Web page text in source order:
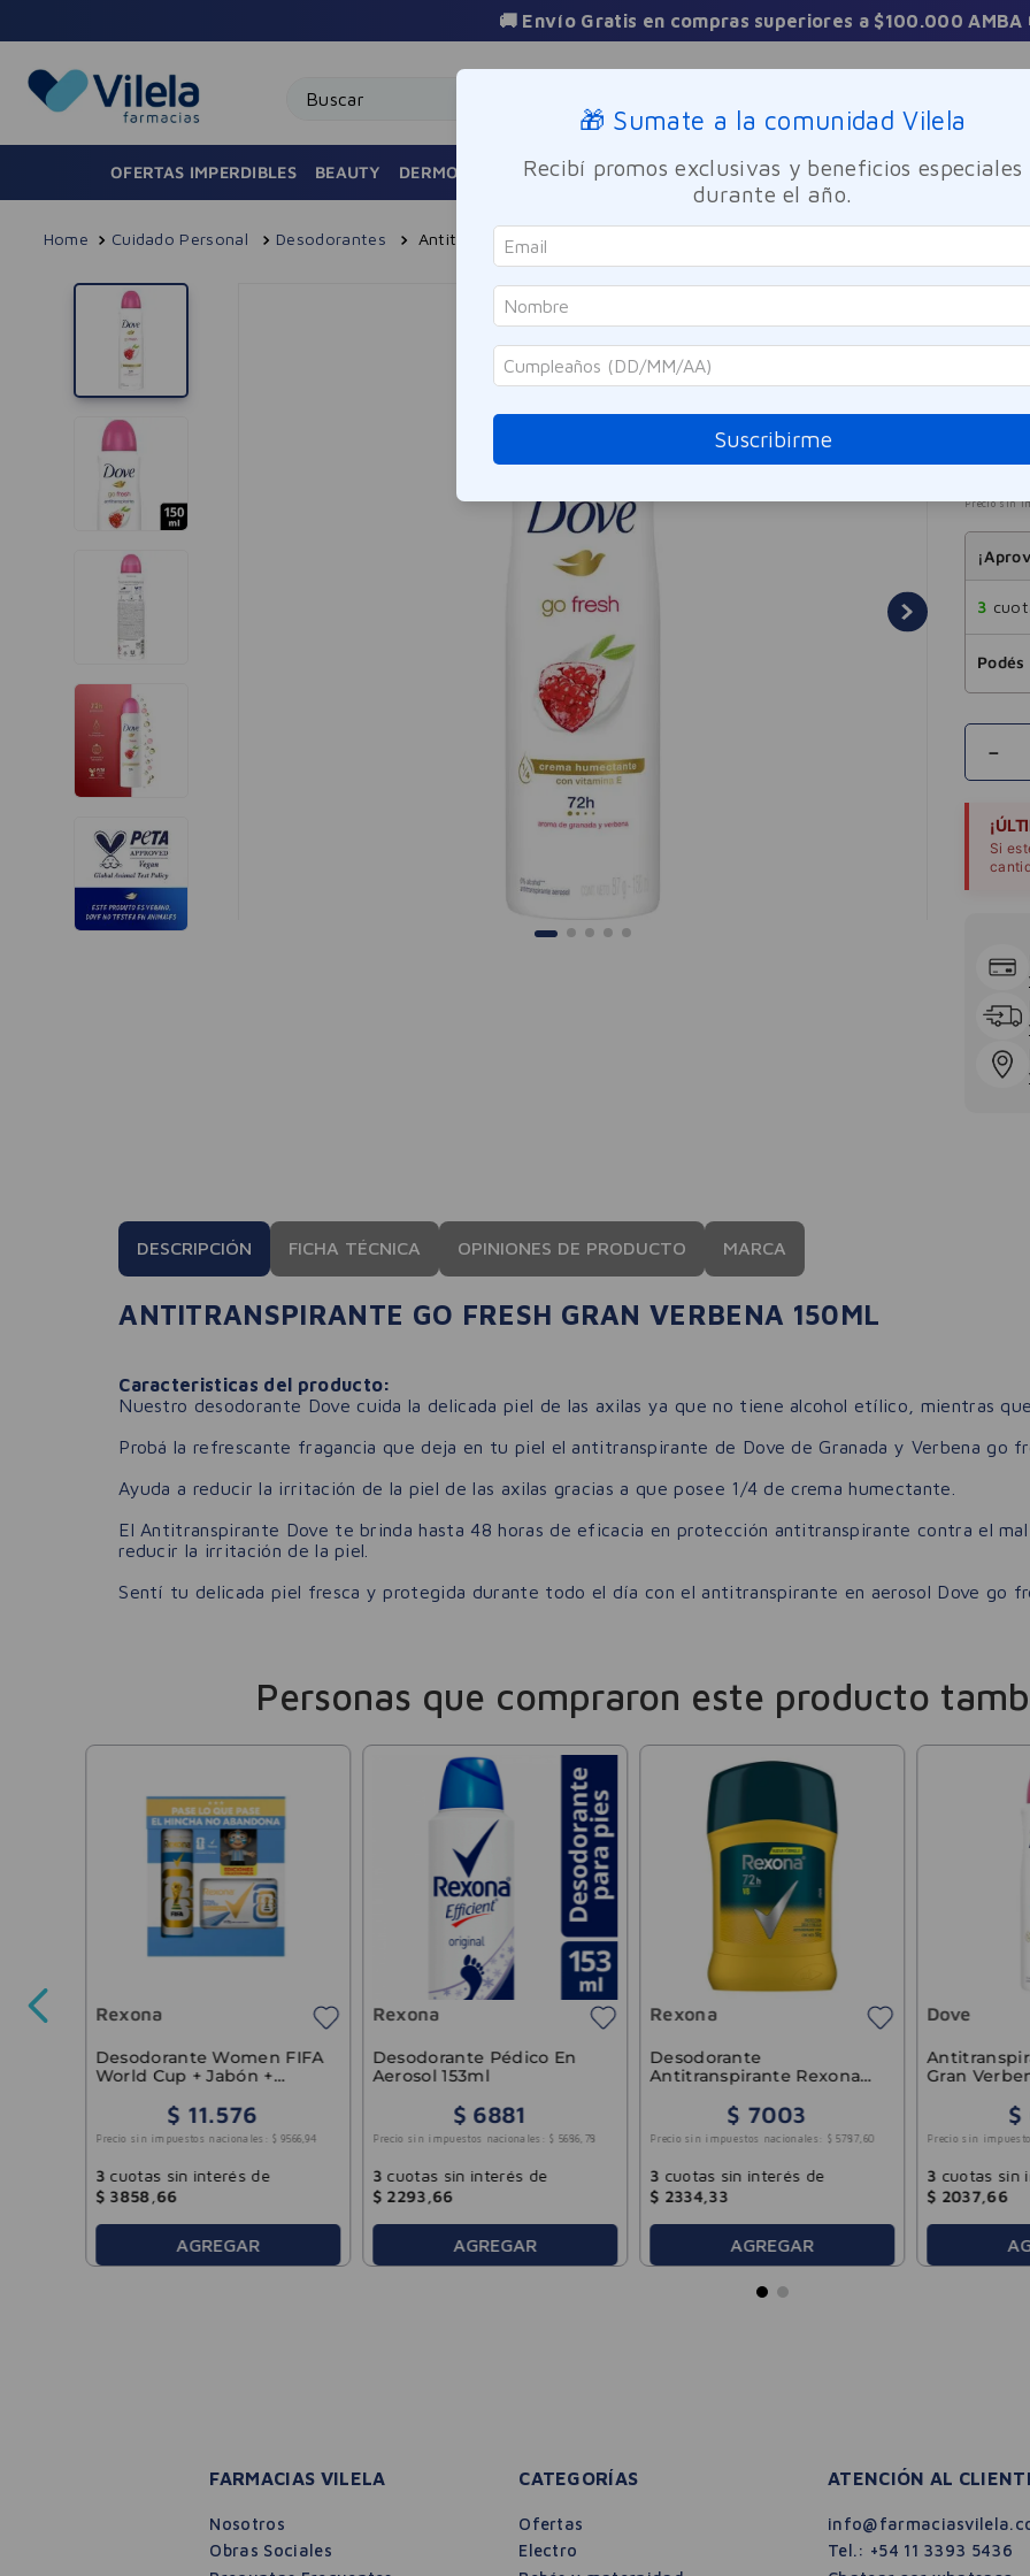
3 Cuotas sin
OFERTAS IMPERDIBLES BEAUTY DERMOCOSMÉTICA FRAGANCIAS CUIDADO PERSONAL BIENESTAR Y
Cuidado Personal Desodorantes Antitranspirante Go Fresh Gran Verbena Dove 150ml
Dove
$
Precio sin
3
－
Si
DESCRIPCIÓN FICHA TÉCNICA OPINIONES DE PRODUCTO MARCA
ANTITRANSPIRANTE GO FRESH GRAN VERBENA 150ML
Caracteristicas del producto:
Nuestro desodorante Dove cuida la delicada piel de las axilas ya que no tiene alcohol etílico, mientras
Probá la refrescante fragancia que deja en tu piel el antitranspirante de Dove de Granada y Verbena go
Ayuda a reducir la irritación de la piel de las axilas gracias a que posee 1/4 de crema humectante.
El Antitranspirante Dove te brinda hasta 48 horas de eficacia en protección antitranspirante contra el
reducir la irritación de la piel.
Sentí tu delicada piel fresca y protegida durante todo el día con el antitranspirante en aerosol Dove go
Personas que compraron este producto
Rexona
Desodorante Women FIFA
World Cup + Jabón +
$ 11.576
Precio sin impuestos nacionales: $ 9566 ,94
3 cuotas sin interés de
$ 3858 ,66
AGREGAR
Rexona
Desodorante Pédico En
Aerosol 153ml
$ 6881
Precio sin impuestos nacionales: $ 5686 78
3 cuotas sin interés de
$ 2293 ,66
AGREGAR
Rexona
Desodorante
Antitranspirante Rexona
$ 7003
Precio sin impuestos nacionales: $ 5787 ,60
3 cuotas sin interés de
$ 2334, 33
AGREGAR
Dove
Gran
$
Precio sin
3 cuotas sin
$ 2037,66
FARMACIAS VILELA
Nosotros
Obras Sociales
CATEGORÍAS
Ofertas
Electro
ATENCIÓN AL
Tel.: +54 11 3393 5436
🎁 Sumate a la comunidad Vilela
Recibí promos exclusivas y beneficios especiales
durante el año.
Suscribirme